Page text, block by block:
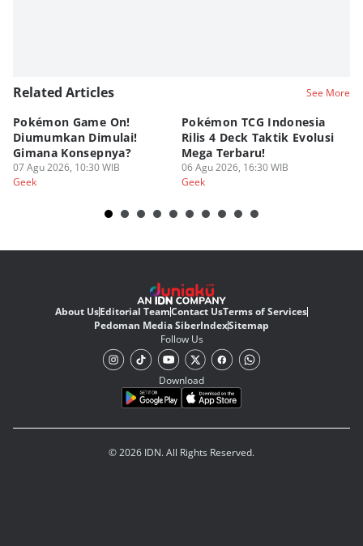
Related Articles See More
Pokémon Game On!
Diumumkan Dimulai!
Gimana Konsepnya?
07 Agu 2026, 10:30 WIB
Geek
Pokémon TCG Indonesia
Rilis 4 Deck Taktik Evolusi
Mega Terbaru!
06 Agu 2026, 16:30 WIB
Geek
About UsEditorial TeamContact UsTerms of Services
Pedoman Media SiberIndexSitemap
Follow Us
Download
© 2026 IDN. All Rights Reserved.